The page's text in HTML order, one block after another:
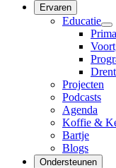
Ervaren
Educatie
Projecten
Podcasts
Agenda
Koffie &
Bartje
Blogs
Ondersteunen